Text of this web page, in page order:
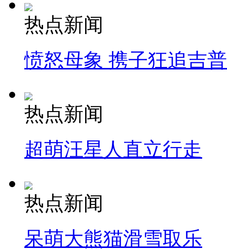
热点新闻
愤怒母象 携子狂追吉
热点新闻
超萌汪星人直立行走
热点新闻
呆萌大熊猫滑雪取乐